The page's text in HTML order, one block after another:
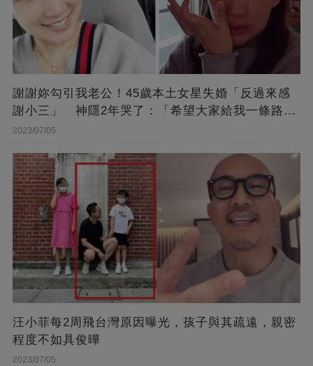
謝謝妳勾引我老公！45歲本土女星失婚「反過來感
謝小三」 神隱2年哭了：「希望大家給我一條路
走...」
2023/07/05
汪小菲每2周飛台灣原因曝光，孩子與其疏遠，親密
程度不如具俊曄
2023/07/05